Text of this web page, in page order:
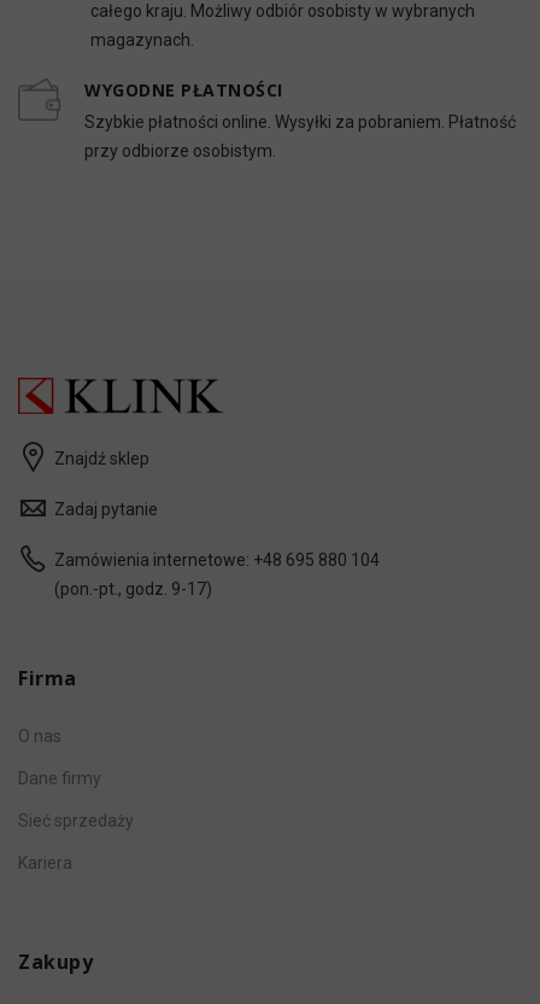
całego kraju. Możliwy odbiór osobisty w wybranych
magazynach.
WYGODNE PŁATNOŚCI
Szybkie płatności online. Wysyłki za pobraniem. Płatność
przy odbiorze osobistym.
Znajdź sklep
Zadaj pytanie
Zamówienia internetowe: +48 695 880 104
(pon.-pt., godz. 9-17)
Firma
O nas
Dane firmy
Sieć sprzedaży
Kariera
Zakupy